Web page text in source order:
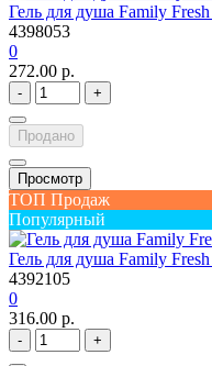
Гель для душа Family
4398053
0
272.00 р.
- +
Продано
Просмотр
ТОП Продаж
Популярный
Гель для душа Family
4392105
0
316.00 р.
- +